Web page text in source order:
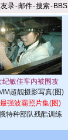
录-邮件-搜索- BBS
超靓摄影写真(图)
强波霸照片集(图)
特种部队残酷训练